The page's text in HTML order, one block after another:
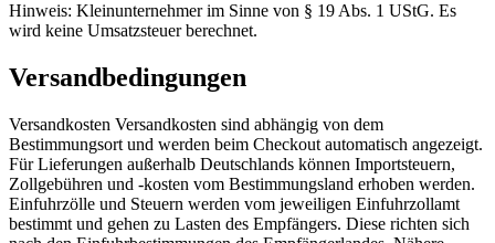
Hinweis: Kleinunternehmer im Sinne von § 19 Abs. 1 UStG. Es
wird keine Umsatzsteuer berechnet.
Versandbedingungen
Versandkosten Versandkosten sind abhängig von dem
Bestimmungsort und werden beim Checkout automatisch angezeigt.
Für Lieferungen außerhalb Deutschlands können Importsteuern,
Zollgebühren und -kosten vom Bestimmungsland erhoben werden.
Einfuhrzölle und Steuern werden vom jeweiligen Einfuhrzollamt
bestimmt und gehen zu Lasten des Empfängers. Diese richten sich